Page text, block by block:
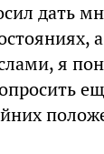
дать
я